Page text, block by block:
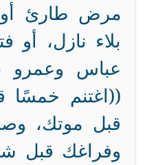
مرض طارئ
بلاء نازل، أو
عباس وعمرو
((اغتنم
قبل موتك،
وفراغك قبل